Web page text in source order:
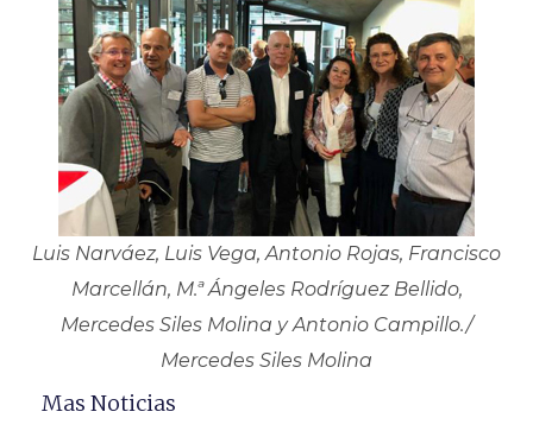
Luis Narváez, Luis Vega, Antonio Rojas, Francisco
Marcellán, M.ª Ángeles Rodríguez Bellido,
Mercedes Siles Molina y Antonio Campillo./
Mercedes Siles Molina
Mas Noticias